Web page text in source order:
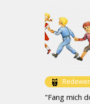
"Fang mich